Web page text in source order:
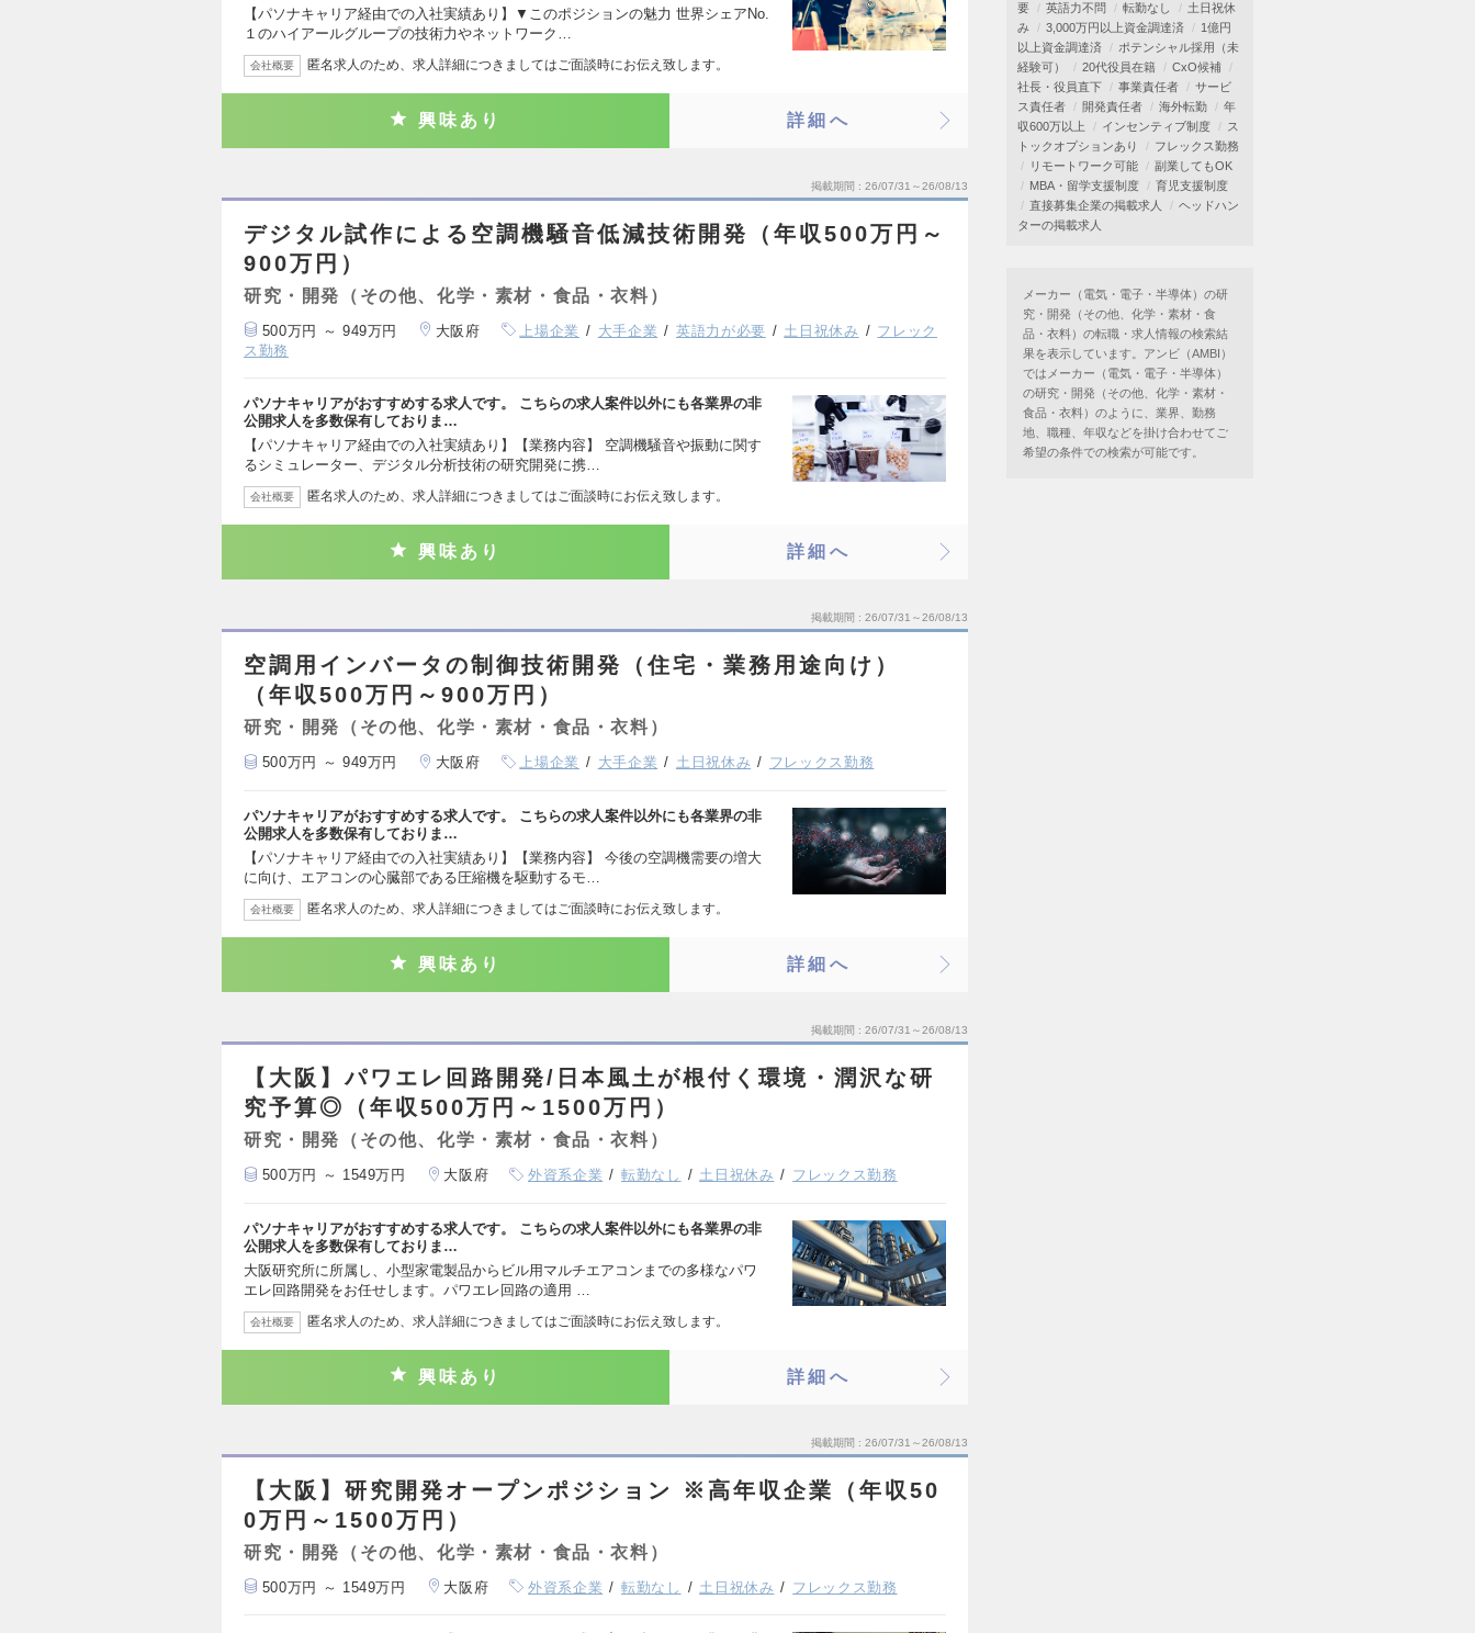
【パソナキャリア経由での入社実績あり】▼このポジションの魅力 世界シェアNo.
１のハイアールグループの技術力やネットワーク…
会社概要 匿名求人のため、求人詳細につきましてはご面談時にお伝え致します。
興味あり 詳細へ
掲載期間 26/07/31～26/08/13
デジタル試作による空調機騒音低減技術開発（年収500万円～
900万円）
研究・開発（その他、化学・素材・食品・衣料）
500万円 ～ 949万円 大阪府 上場企業 大手企業 英語力が必要 土日祝休み
フレック
ス勤務
パソナキャリアがおすすめする求人です。 こちらの求人案件以外にも各業界の非
公開求人を多数保有しておりま…
【パソナキャリア経由での入社実績あり】【業務内容】 空調機騒音や振動に関す
るシミュレーター、デジタル分析技術の研究開発に携…
会社概要 匿名求人のため、求人詳細につきましてはご面談時にお伝え致します。
興味あり 詳細へ
掲載期間 26/07/31～26/08/13
空調用インバータの制御技術開発（住宅・業務用途向け）
（年収500万円～900万円）
研究・開発（その他、化学・素材・食品・衣料）
500万円 ～ 949万円 大阪府 上場企業 大手企業 土日祝休み フレックス勤務
パソナキャリアがおすすめする求人です。 こちらの求人案件以外にも各業界の非
公開求人を多数保有しておりま…
【パソナキャリア経由での入社実績あり】【業務内容】 今後の空調機需要の増大
に向け、エアコンの心臓部である圧縮機を駆動するモ…
会社概要 匿名求人のため、求人詳細につきましてはご面談時にお伝え致します。
興味あり 詳細へ
掲載期間 26/07/31～26/08/13
【大阪】パワエレ回路開発/日本風土が根付く環境・潤沢な研
究予算◎（年収500万円～1500万円）
研究・開発（その他、化学・素材・食品・衣料）
500万円 ～ 1549万円 大阪府 外資系企業 転勤なし 土日祝休み フレックス勤務
パソナキャリアがおすすめする求人です。 こちらの求人案件以外にも各業界の非
公開求人を多数保有しておりま…
大阪研究所に所属し、小型家電製品からビル用マルチエアコンまでの多様なパワ
エレ回路開発をお任せします。パワエレ回路の適用 …
会社概要 匿名求人のため、求人詳細につきましてはご面談時にお伝え致します。
興味あり 詳細へ
掲載期間 26/07/31～26/08/13
【大阪】研究開発オープンポジション ※高年収企業（年収50
0万円～1500万円）
研究・開発（その他、化学・素材・食品・衣料）
500万円 ～ 1549万円 大阪府 外資系企業 転勤なし 土日祝休み フレックス勤務
要
英語力不問 転勤なし
土日祝休
み
3,000万円以上資金調達済
1億円
以上資金調達済
ポテンシャル採用（未
経験可）
20代役員在籍
CxO候補
社長・役員直下
事業責任者
サービ
ス責任者
開発責任者 海外転勤
年
収600万以上
インセンティブ制度
ス
トックオプションあり
フレックス勤務
リモートワーク可能
副業してもOK
MBA・留学支援制度
育児支援制度
直接募集企業の掲載求人
ヘッドハン
ターの掲載求人
メーカー（電気・電子・半導体）の研
究・開発（その他、化学・素材・食
品・衣料）の転職・求人情報の検索結
果を表示しています。アンビ（AMBI）
ではメーカー（電気・電子・半導体）
の研究・開発（その他、化学・素材・
食品・衣料）のように、業界、勤務
地、職種、年収などを掛け合わせてご
希望の条件での検索が可能です。